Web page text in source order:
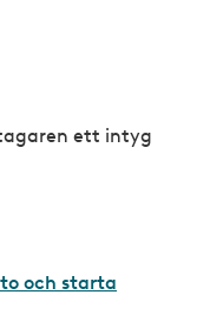
ett intyg
och starta